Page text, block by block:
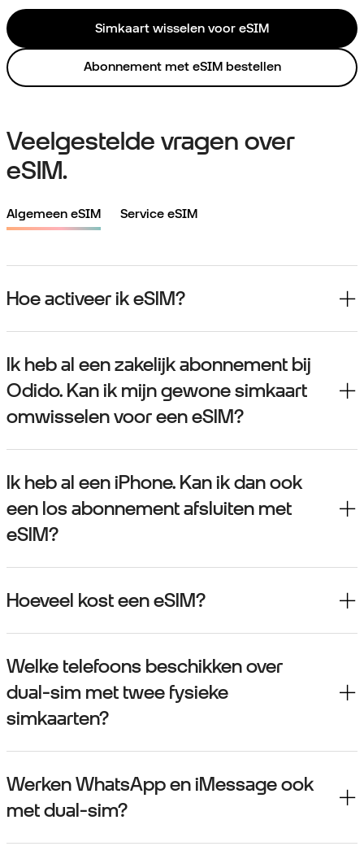
Simkaart wisselen voor eSIM
Abonnement met eSIM bestellen
Veelgestelde vragen over
eSIM.
Algemeen eSIM Service eSIM
Hoe activeer ik eSIM?
Ik heb al een zakelijk abonnement bij
Odido. Kan ik mijn gewone simkaart
omwisselen voor een eSIM?
Ik heb al een iPhone. Kan ik dan ook
een los abonnement afsluiten met
eSIM?
Hoeveel kost een eSIM?
Welke telefoons beschikken over
dual-sim met twee fysieke
simkaarten?
Werken WhatsApp en iMessage ook
met dual-sim?